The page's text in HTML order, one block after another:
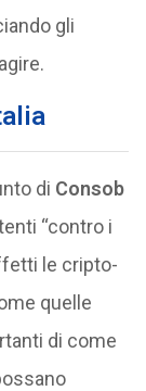
gli
di Consob
“contro i
le cripto-
quelle
di come